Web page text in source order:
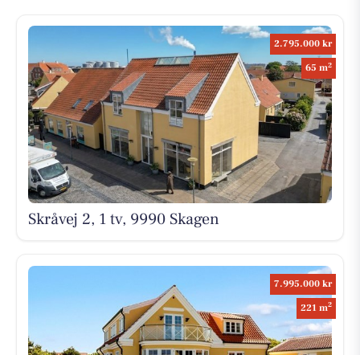
2.795.000 kr
65 m2
Skråvej 2, 1 tv, 9990 Skagen
7.995.000 kr
221 m2